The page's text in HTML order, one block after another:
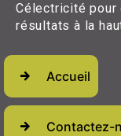
Célectricité
résultats à la
Accueil
Contactez-